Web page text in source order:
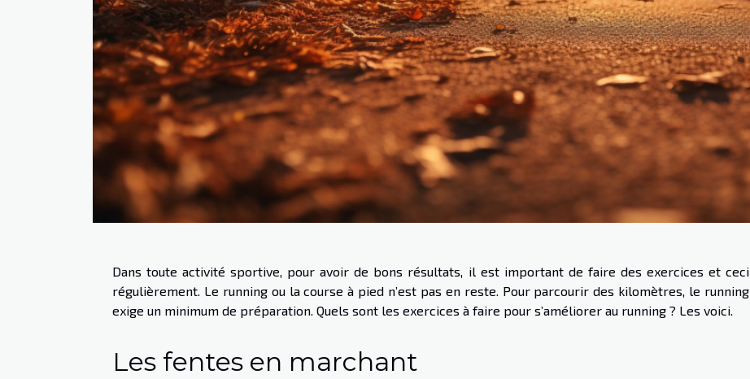
Dans toute activité sportive, pour avoir de bons résultats, il est important de faire des exercices et ceci
régulièrement. Le running ou la course à pied n’est pas en reste. Pour parcourir des kilomètres, le running
exige un minimum de préparation. Quels sont les exercices à faire pour s’améliorer au running ? Les voici.
Les fentes en marchant